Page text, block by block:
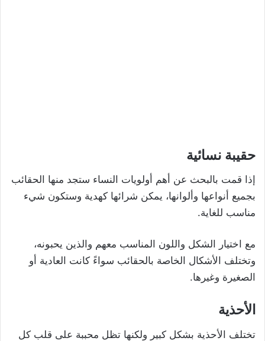
حقيبة نسائية
إذا قمت بالبحث عن أهم أولويات النساء ستجد منها الحقائب
بجميع أنواعها وألوانها، يمكن شرائها كهدية وستكون شيء
مناسب للغاية.
مع اختيار الشكل واللون المناسب معهم والذين يحبونه،
وتختلف الأشكال الخاصة بالحقائب سواءً كانت العادية أو
الصغيرة وغيرها.
الأحذية
تختلف الأحذية بشكل كبير ولكنها تظل محببة على قلب كل